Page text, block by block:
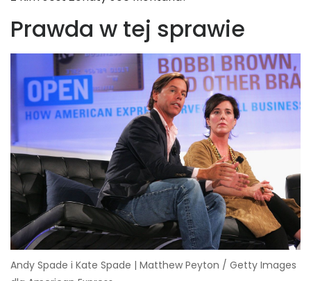
Prawda w tej sprawie
Andy Spade i Kate Spade | Matthew Peyton / Getty Images